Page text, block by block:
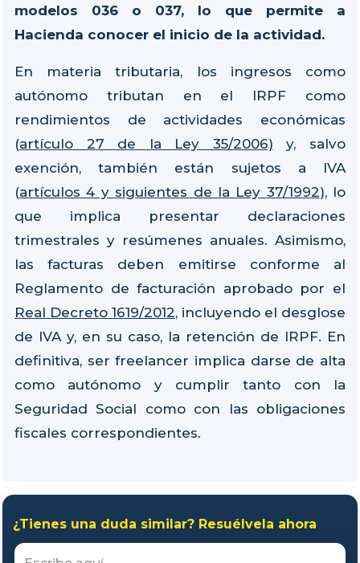
modelos 036 o 037, lo que permite a
Hacienda conocer el inicio de la actividad.
En materia tributaria, los ingresos como
autónomo tributan en el IRPF como
rendimientos de actividades económicas
(artículo 27 de la Ley 35/2006) y, salvo
exención, también están sujetos a IVA
(artículos 4 y siguientes de la Ley 37/1992), lo
que implica presentar declaraciones
trimestrales y resúmenes anuales. Asimismo,
las facturas deben emitirse conforme al
Reglamento de facturación aprobado por el
Real Decreto 1619/2012, incluyendo el desglose
de IVA y, en su caso, la retención de IRPF. En
definitiva, ser freelancer implica darse de alta
como autónomo y cumplir tanto con la
Seguridad Social como con las obligaciones
fiscales correspondientes.
¿Tienes una duda similar? Resuélvela ahora